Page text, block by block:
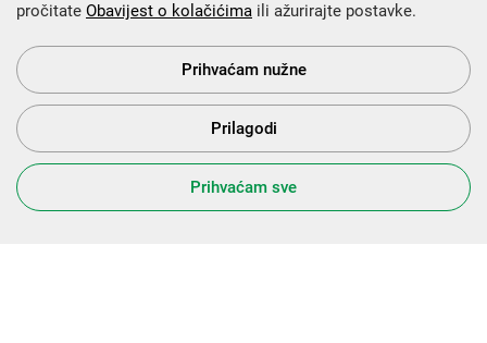
Krajnji primatelj financijskog instrumenta sufinanciranog iz
Europskog fonda za regionalni razvoj u sklopu Operativnog
programa „Konkurentnost i kohezija”.
s Vama od 2014. godine!
pročitate Obavijest o kolačićima ili ažurirajte postavke.
Prihvaćam nužne
Prilagodi
Prihvaćam sve